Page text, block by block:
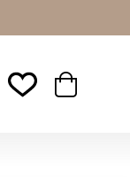
Winkelwagen